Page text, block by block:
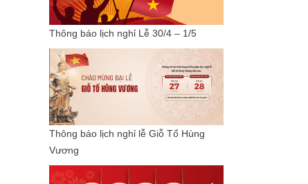
Thông báo lịch nghỉ Lễ 30/4 – 1/5
Thông báo lịch nghỉ lễ Giỗ Tổ Hùng
Vương